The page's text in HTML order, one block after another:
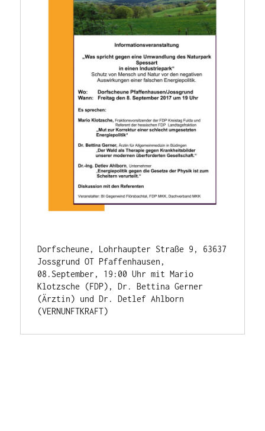
Dorfscheune, Lohrhaupter Straße 9, 63637
Jossgrund OT Pfaffenhausen,
08.September, 19:00 Uhr mit Mario
Klotzsche (FDP), Dr. Bettina Gerner
(Ärztin) und Dr. Detlef Ahlborn
(VERNUNFTKRAFT)